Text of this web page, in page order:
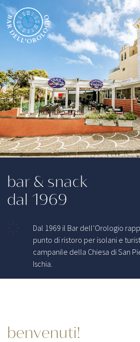
bar & snack
dal 1969
Dal 1969 il Bar dell’Orologio
punto di ristoro per isolani e
campanile della Chiesa di San
Ischia.
benvenuti!